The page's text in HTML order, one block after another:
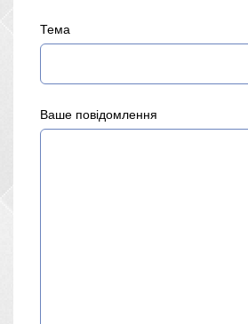
Тема
Ваше повідомлення